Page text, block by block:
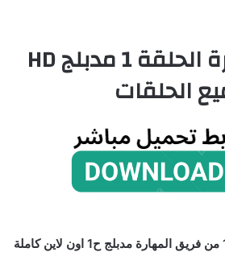
فريق المهارة الحلقة 1 مدبلج HD
الحلقات
مشاهدة وتحميل الحلقة 1 من فريق المهارة مدبلج ح1 اون لاين كاملة